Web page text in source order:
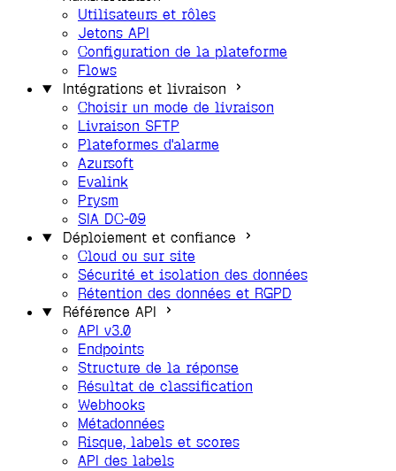
Utilisateurs et rôles
Jetons API
Configuration de la plateforme
Flows
Intégrations et livraison
Choisir un mode de livraison
Livraison SFTP
Plateformes d'alarme
Azursoft
Evalink
Prysm
SIA DC-09
Déploiement et confiance
Cloud ou sur site
Sécurité et isolation des données
Rétention des données et RGPD
Référence API
API v3.0
Endpoints
Structure de la réponse
Résultat de classification
Webhooks
Métadonnées
Risque, labels et scores
API des labels